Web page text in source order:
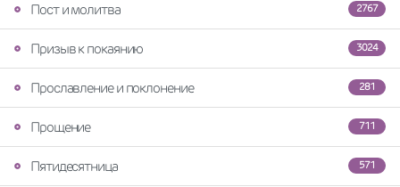
2767
Пост и молитва
3024
Призыв к покаянию
281
Прославление и поклонение
711
Прощение
571
Пятидесятница